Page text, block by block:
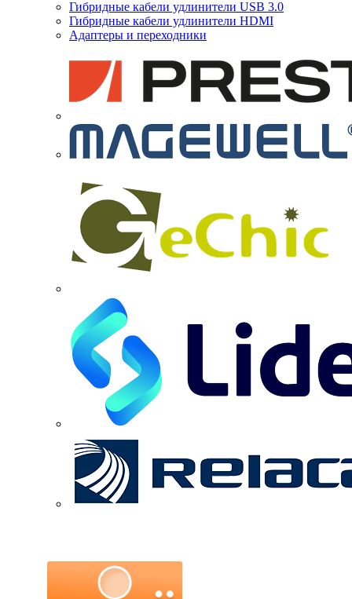
Гибридные кабели удлинители USB 3.0
Гибридные кабели удлинители HDMI
Адаптеры и переходники